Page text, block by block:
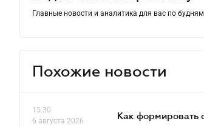
Главные новости и аналитика для вас по будням
Похожие новости
15.30
6 августа 2026
Как формировать